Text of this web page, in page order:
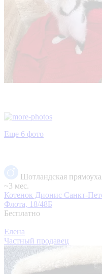
Еще 6 фото
Шотландская
~3 мес.
Котенок Дионис Санкт-
Флота, 18/48Б
Бесплатно
Елена
Частный продавец